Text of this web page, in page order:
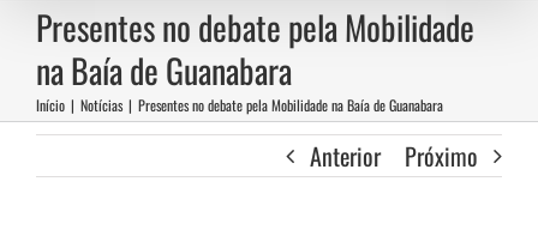
Presentes no debate pela Mobilidade
na Baía de Guanabara
Início | Notícias | Presentes no debate pela Mobilidade na Baía de Guanabara
Anterior Próximo